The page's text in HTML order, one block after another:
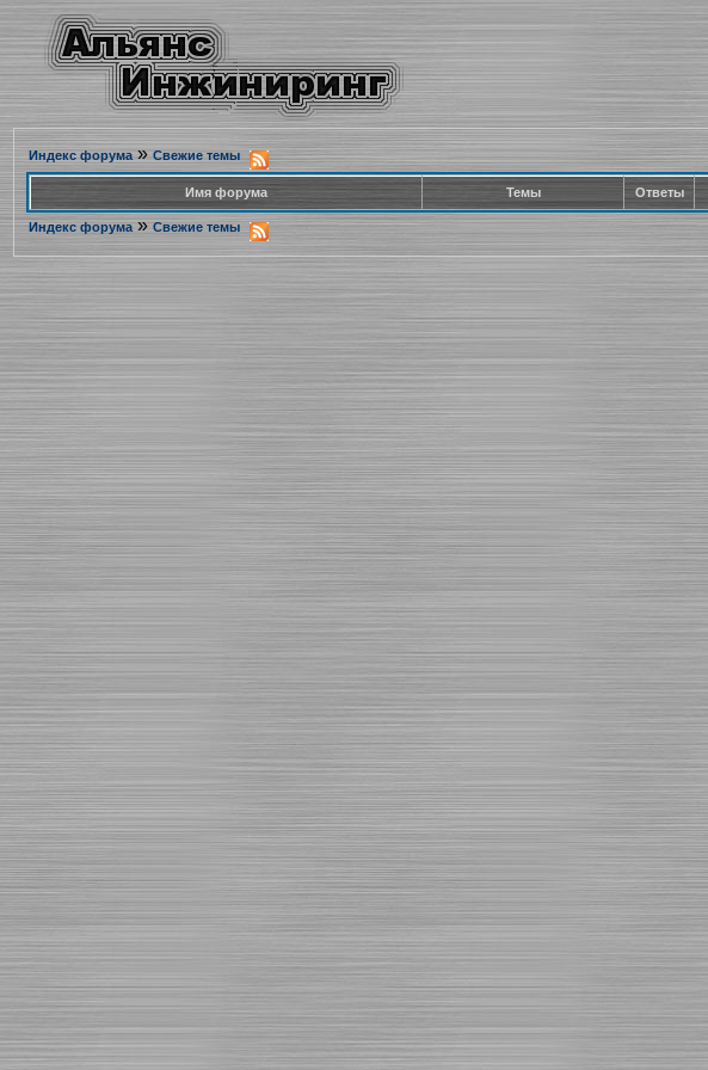
Индекс форума» Свежие темы
Имя форума Темы Ответы
Индекс форума » Свежие темы